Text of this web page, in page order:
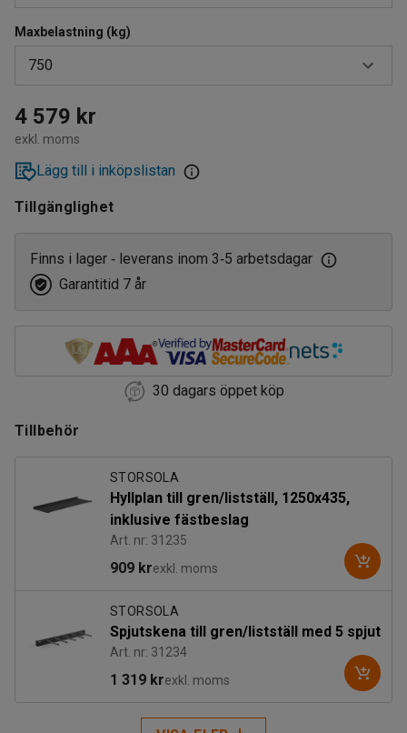
Dubbelsidig
Enkelsidig
Maxbelastning (kg)
750
750
1500
4 579 kr
exkl. moms
Lägg till i inköpslistan
Tillgänglighet
Finns i lager ‑ leverans inom 3‑5 arbetsdagar
Garantitid 7 år
30 dagars öppet köp
Tillbehör
STORSOLA
Hyllplan till gren/listställ, 1250x435,
inklusive fästbeslag
Art. nr: 31235
909 krexkl. moms
STORSOLA
Spjutskena till gren/listställ med 5 spjut
Art. nr: 31234
1 319 krexkl. moms